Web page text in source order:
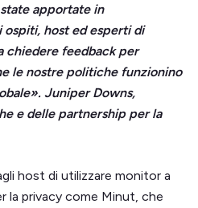
apportate in
ospiti, host ed esperti di
chiedere feedback per
le nostre politiche funzionino
Juniper Downs,
e delle partnership per la
host di utilizzare monitor a
la privacy come Minut, che